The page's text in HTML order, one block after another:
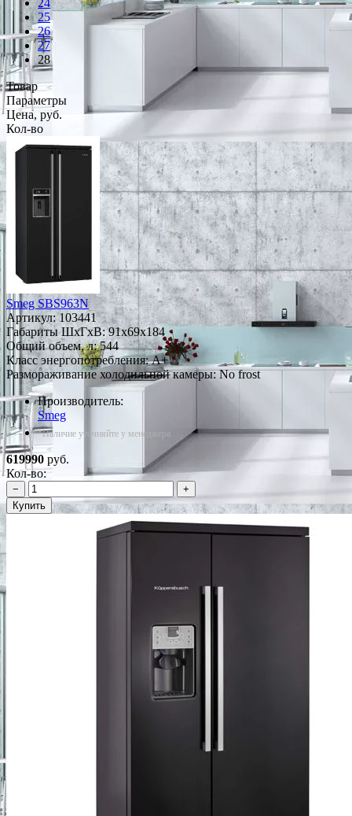
24
25
26
27
28
Товар
Параметры
Цена, руб.
Кол-во
Smeg SBS963N
Артикул:103441
Габариты ШxГxВ: 91x69x184
Общий объем, л: 544
Класс энергопотребления: A+
Размораживание холодильной камеры: No frost
Производитель:
Smeg
*Наличие уточняйте у менеджера
619990 руб.
Кол-во:
−
+
Купить